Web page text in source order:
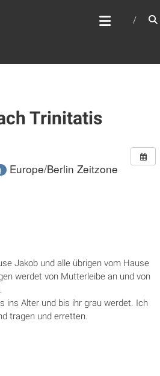
Trinitatis
Europe/Berlin Zeitzone
Jakob und alle übrigen vom Hause
werdet von Mutterleibe an und von
ins Alter und bis ihr grau werdet. Ich
tragen und erretten.